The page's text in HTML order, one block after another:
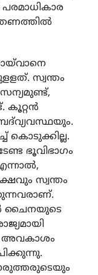
സ്വന്തം
കൂറ്റൻ
കൊടുക്കില്ല.
ഭൂവിഭാഗം
സ്വന്തം
ചൈനയുടെ
അവകാശം